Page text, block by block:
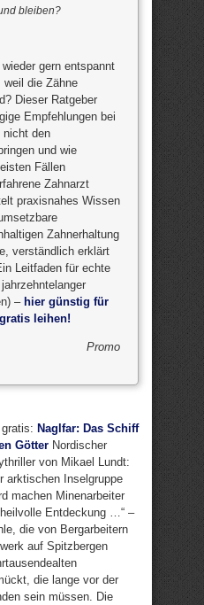
bleiben?
gern entspannt
weil die Zähne
Dieser Ratgeber
Empfehlungen bei
nicht den
und wie
Fällen
Zahnarzt
praxisnahes Wissen
Zahnerhaltung
verständlich erklärt
Leitfaden für echte
– hier günstig für
leihen!
Promo
Naglfar: Das Schiff
Götter Nordischer
von Mikael Lundt:
arktischen Inselgruppe
machen Minenarbeiter
Entdeckung …“ –
die von Bergarbeitern
auf Spitzbergen
die lange vor der
sein müssen. Die